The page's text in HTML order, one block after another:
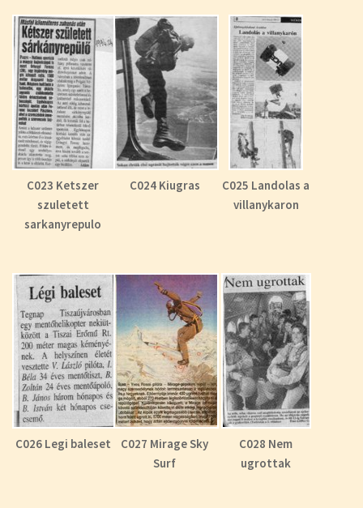
C023 Ketszer
szuletett
sarkanyrepulo
C024 Kiugras
C025 Landolas a
villanykaron
C026 Legi baleset
C027 Mirage Sky
Surf
C028 Nem
ugrottak